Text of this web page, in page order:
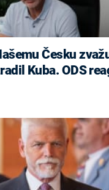
Kuba. ODS